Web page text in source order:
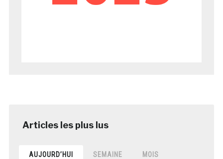
AUJOURD’HUI SEMAINE MOIS